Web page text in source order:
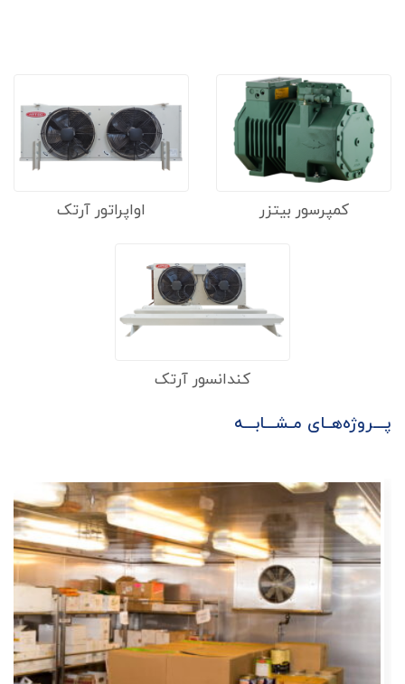
کمپرسور بیتزر اواپراتور آرتک
کندانسور آرتک
پـــروژه‌هــای مـشـــابـــه